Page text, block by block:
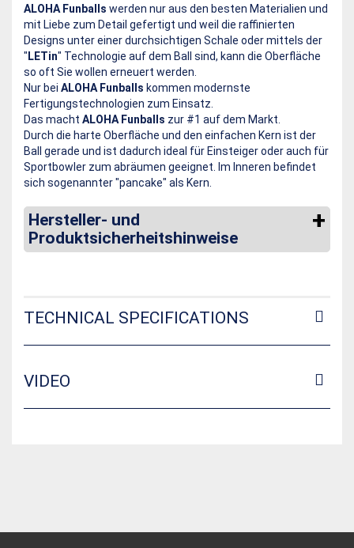
ALOHA Funballs werden nur aus den besten Materialien und
mit Liebe zum Detail gefertigt und weil die raffinierten
Designs unter einer durchsichtigen Schale oder mittels der
" LETin" Technologie auf dem Ball sind, kann die Oberfläche
so oft Sie wollen erneuert werden.
Nur bei ALOHA Funballs kommen modernste
Fertigungstechnologien zum Einsatz.
Das macht ALOHA Funballs zur #1 auf dem Markt.
Durch die harte Oberfläche und den einfachen Kern ist der
Ball gerade und ist dadurch ideal für Einsteiger oder auch für
Sportbowler zum abräumen geeignet. Im Inneren befindet
sich sogenannter "pancake" als Kern.
Hersteller- und
Produktsicherheitshinweise
TECHNICAL SPECIFICATIONS
VIDEO